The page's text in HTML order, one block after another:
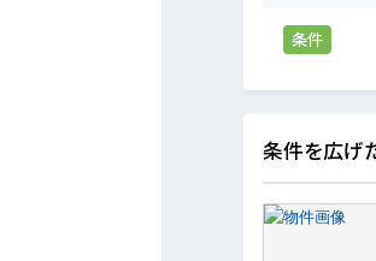
条件
条件を広げ